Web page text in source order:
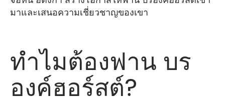
มาและเสนอความเชี่ยวชาญของเขา
ทำไมต้องฟาน บร
องค์ฮอร์สต์?